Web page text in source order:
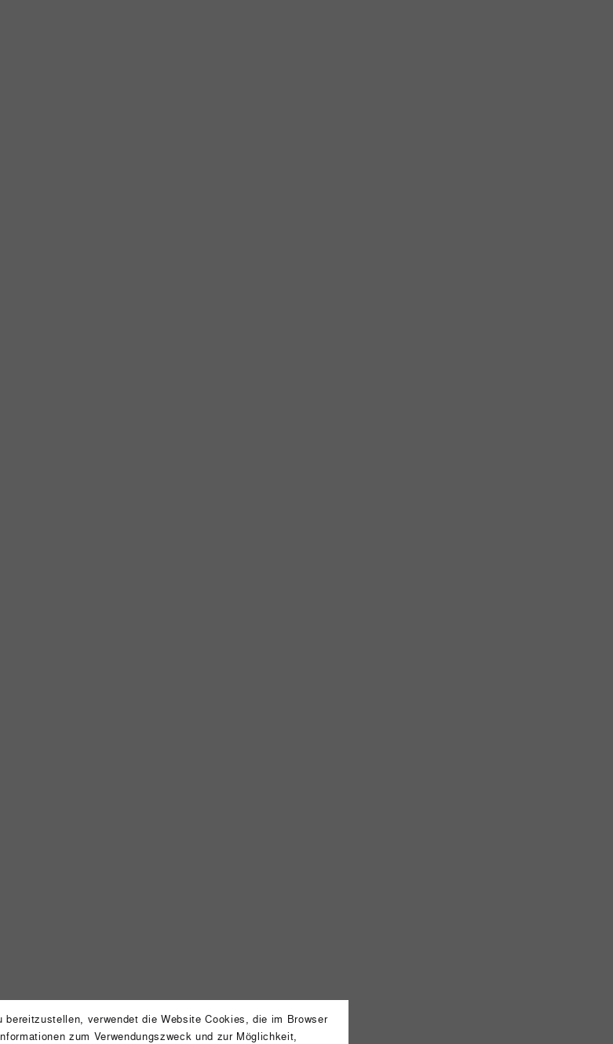
bereitzustellen, verwendet die Website Cookies, die im Browser
zum Verwendungszweck und zur Möglichkeit,